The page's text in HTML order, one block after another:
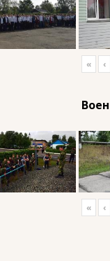
« ‹
« ‹